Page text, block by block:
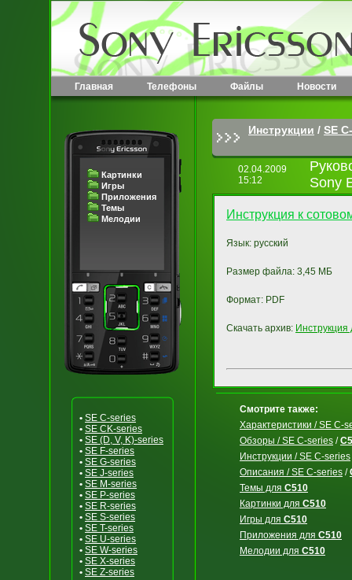
Главная Телефоны Файлы Новости
Картинки
Игры
Приложения
Темы
Мелодии
• SE C-series
• SE CK-series
• SE (D, V, K)-series
• SE F-series
• SE G-series
• SE J-series
• SE M-series
• SE P-series
• SE R-series
• SE S-series
• SE T-series
• SE U-series
• SE W-series
• SE X-series
• SE Z-series
Инструкции / SE
02.04.2009
15:12
Sony
Инструкция к
Язык: русский
Размер файла: 3,45 МБ
Формат: PDF
Скачать архив:
Смотрите также:
Характеристики / SE C-
Обзоры / SE C-series /
Инструкции / SE C-series
Описания / SE C-series /
Темы для C510
Картинки для C510
Игры для C510
Приложения для C510
Мелодии для C510